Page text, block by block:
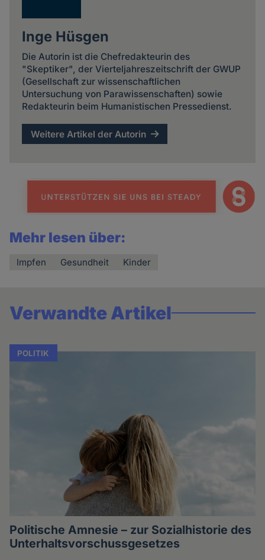
Inge Hüsgen
Die Autorin ist die Chefredakteurin des
"Skeptiker", der Vierteljahreszeitschrift der GWUP
(Gesellschaft zur wissenschaftlichen
Untersuchung von Parawissenschaften) sowie
Redakteurin beim Humanistischen Pressedienst.
Weitere Artikel der Autorin
Mehr lesen über:
Impfen Gesundheit Kinder
Verwandte Artikel
POLITIK
Politische Amnesie – zur Sozialhistorie des
Unterhaltsvorschussgesetzes